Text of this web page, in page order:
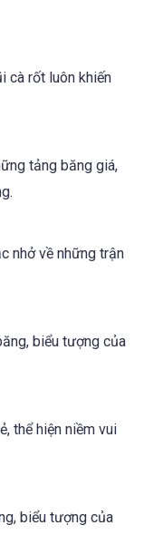
cà rốt luôn khiến
tảng băng giá,
nhở về những trận
biểu tượng của
thể hiện niềm vui
biểu tượng của